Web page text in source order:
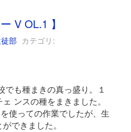
V OL.1 】
部 カテゴリ:
も種まきの真っ盛り。１
ンスの種をまきました。
使っての作業でしたが、生
できました。